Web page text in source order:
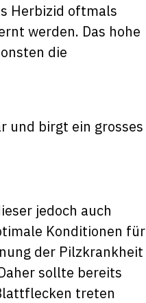
Herbizid oftmals
werden. Das hohe
die
und birgt ein grosses
jedoch auch
Konditionen für
der Pilzkrankheit
sollte bereits
treten